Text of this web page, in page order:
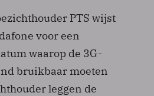
PTS wijst
voor een
waarop de 3G-
bruikbaar moeten
leggen de